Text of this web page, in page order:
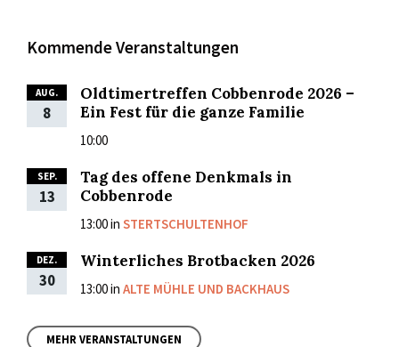
Kommende Veranstaltungen
AUG.
8
Oldtimertreffen Cobbenrode 2026 –
Ein Fest für die ganze Familie
10:00
SEP.
13
Tag des offene Denkmals in
Cobbenrode
13:00in STERTSCHULTENHOF
DEZ.
30
Winterliches Brotbacken 2026
13:00in ALTE MÜHLE UND BACKHAUS
MEHR VERANSTALTUNGEN